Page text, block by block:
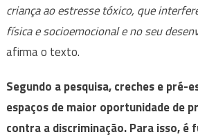
criança ao estresse tóxico, que
física e socioemocional e no seu
afirma o texto.
Segundo a pesquisa, creches e pré-
espaços de maior oportunidade de
contra a discriminação. Para isso, é